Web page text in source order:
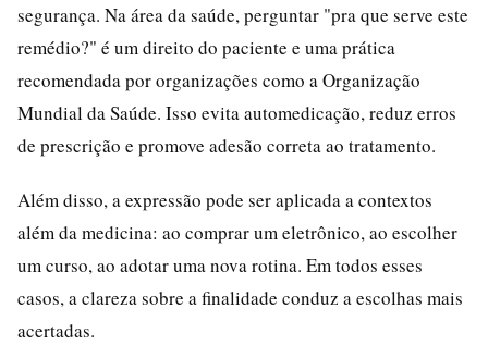
segurança. Na área da saúde, perguntar "pra que serve este
remédio?" é um direito do paciente e uma prática
recomendada por organizações como a Organização
Mundial da Saúde. Isso evita automedicação, reduz erros
de prescrição e promove adesão correta ao tratamento.
Além disso, a expressão pode ser aplicada a contextos
além da medicina: ao comprar um eletrônico, ao escolher
um curso, ao adotar uma nova rotina. Em todos esses
casos, a clareza sobre a finalidade conduz a escolhas mais
acertadas.